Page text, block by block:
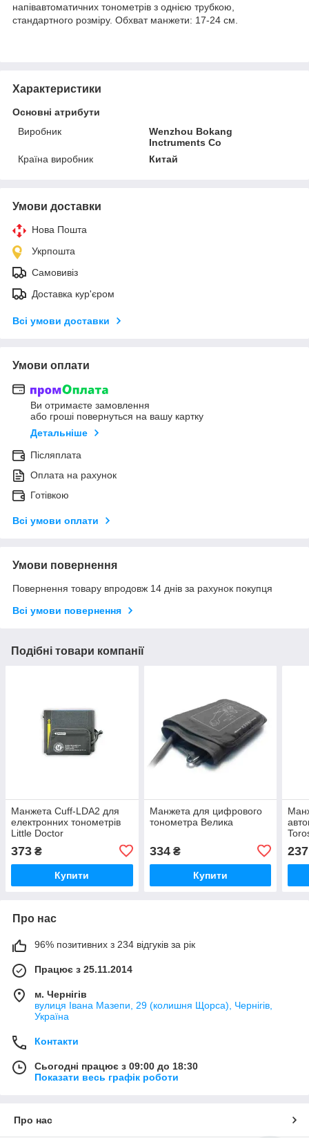
напівавтоматичних тонометрів з однією трубкою,
стандартного розміру. Обхват манжети: 17-24 см.
Характеристики
Основні атрибути
Виробник
Wenzhou Bokang
Inctruments Co
Країна виробник
Китай
Умови доставки
Нова Пошта
Укрпошта
Самовивіз
Доставка кур'єром
Всі умови доставки
Умови оплати
Ви отримаєте замовлення
або гроші повернуться на вашу картку
Детальніше
Післяплата
Оплата на рахунок
Готівкою
Всі умови оплати
Умови повернення
Повернення товару впродовж 14 днів за рахунок покупця
Всі умови повернення
Подібні товари компанії
Манжета Cuff-LDA2 для
електронних тонометрів
Little Doctor
373 ₴
Купити
Манжета для цифрового
тонометра Велика
334₴
Купити
237
Про нас
96% позитивних з 234 відгуків за рік
Працює з 25.11.2014
м. Чернігів
вулиця Івана Мазепи, 29 (колишня Щорса), Чернігів,
Україна
Контакти
Сьогодні працює з 09:00 до 18:30
Показати весь графік роботи
Про нас